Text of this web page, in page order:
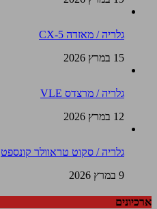
גלריה / מאזדה CX-5
15 במרץ 2026
גלריה / מרצדס VLE
12 במרץ 2026
גלריה / סקוט טראוולר קונספט
9 במרץ 2026
ארכיונים